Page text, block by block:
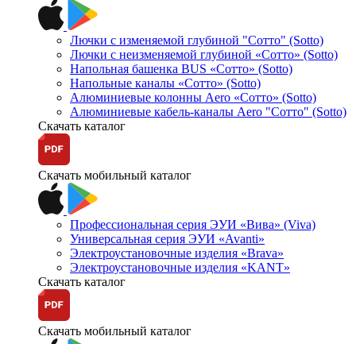
Лючки с изменяемой глубиной "Сотто" (Sotto)
Лючки с неизменяемой глубиной «Сотто» (Sotto)
Напольная башенка BUS «Сотто» (Sotto)
Напольные каналы «Сотто» (Sotto)
Алюминиевые колонны Aero «Сотто» (Sotto)
Алюминиевые кабель-каналы Aero "Сотто" (Sotto)
Скачать каталог
Скачать мобильный каталог
Профессиональная серия ЭУИ «Вива» (Viva)
Универсальная серия ЭУИ «Avanti»
Электроустановочные изделия «Brava»
Электроустановочные изделия «KANT»
Скачать каталог
Скачать мобильный каталог